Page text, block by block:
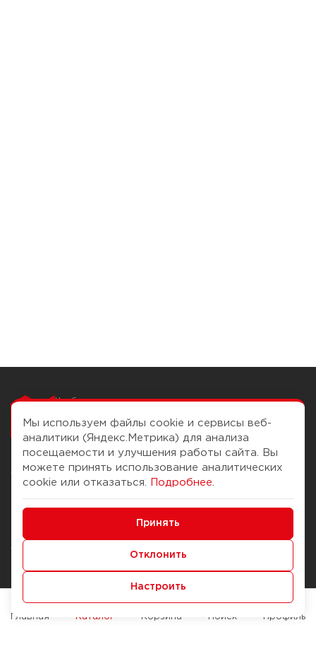
Чтобы вам легко
О компании
История Компании
Журнал
Наши марки
Брендирование
Помощь
Доставка и оплата
Способы оплаты
Служба контроля качества
Мы используем файлы cookie и сервисы веб-
аналитики (Яндекс.Метрика) для анализа
посещаемости и улучшения работы сайта. Вы
можете принять использование аналитических
cookie или отказаться.
Подробнее
Принять
Отклонить
Настроить
Главная Каталог Корзина Поиск Профиль